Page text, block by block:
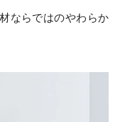
ならではのやわらか